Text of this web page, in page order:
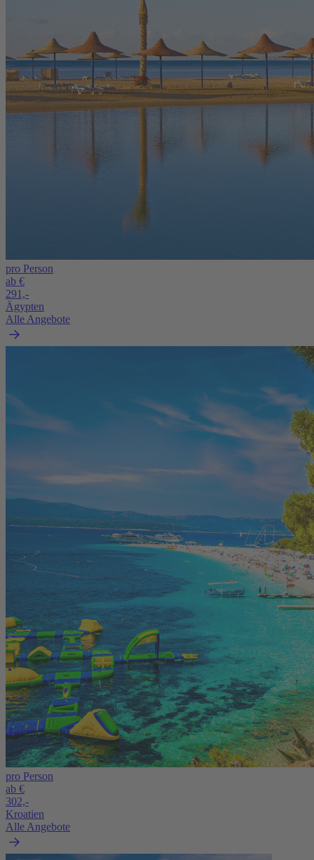
pro Person
ab €
291,-
Ägypten
Alle Angebote
pro Person
ab €
302,-
Kroatien
Alle Angebote